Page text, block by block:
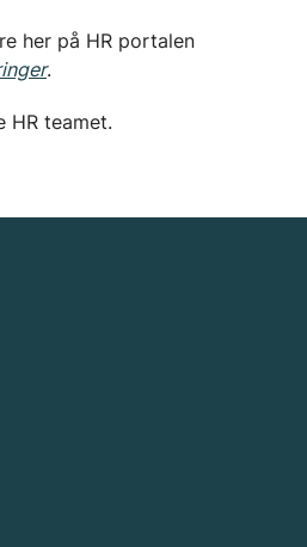
her på HR portalen
.
HR teamet.